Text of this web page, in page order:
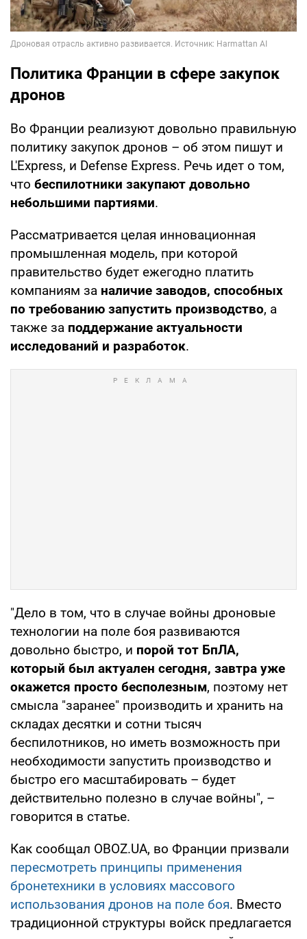
Политика Франции в сфере закупок
дронов
Во Франции реализуют довольно правильную
политику закупок дронов – об этом пишут и
L'Express, и Defense Express. Речь идет о том,
что беспилотники закупают довольно
небольшими партиями.
Рассматривается целая инновационная
промышленная модель, при которой
правительство будет ежегодно платить
компаниям за наличие заводов, способных
по требованию запустить производство, а
также за поддержание актуальности
исследований и разработок.
"Дело в том, что в случае войны дроновые
технологии на поле боя развиваются
довольно быстро, и порой тот БпЛА,
который был актуален сегодня, завтра уже
окажется просто бесполезным, поэтому нет
смысла "заранее" производить и хранить на
складах десятки и сотни тысяч
беспилотников, но иметь возможность при
необходимости запустить производство и
быстро его масштабировать – будет
действительно полезно в случае войны", –
говорится в статье.
Как сообщал OBOZ.UA, во Франции призвали
пересмотреть принципы применения
бронетехники в условиях массового
использования дронов на поле боя. Вместо
традиционной структуры войск предлагается